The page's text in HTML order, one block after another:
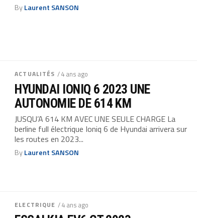
ByLaurent SANSON
ACTUALITÉS / 4 ans ago
HYUNDAI IONIQ 6 2023 UNE
AUTONOMIE DE 614 KM
JUSQU’A 614 KM AVEC UNE SEULE CHARGE La
berline full électrique Ioniq 6 de Hyundai arrivera sur
les routes en 2023...
ByLaurent SANSON
ELECTRIQUE / 4 ans ago